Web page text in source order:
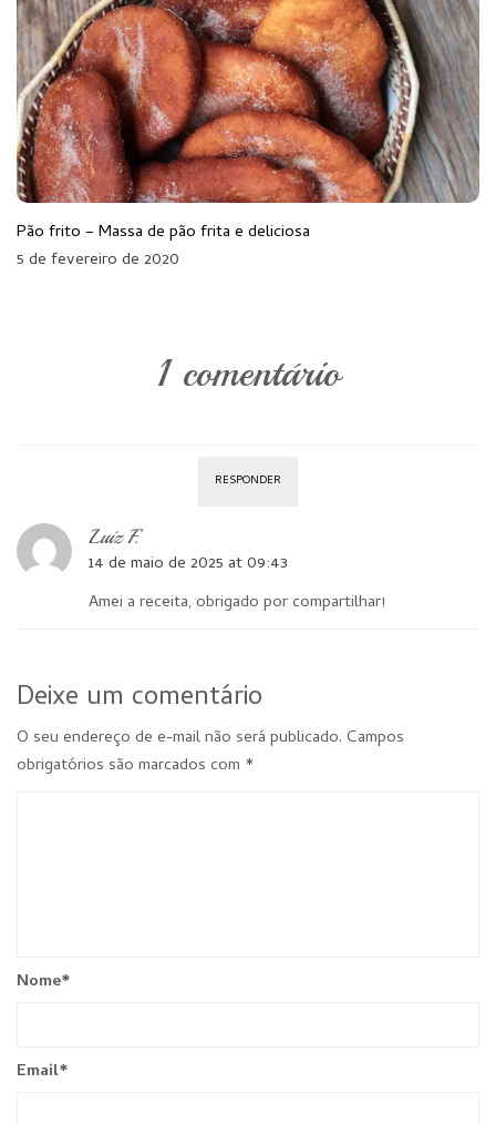
Pão frito – Massa de pão frita e deliciosa
5 de fevereiro de 2020
1 comentário
RESPONDER
Luiz F.
14 de maio de 2025 at 09:43
Amei a receita, obrigado por compartilhar!
Deixe um comentário
O seu endereço de e-mail não será publicado. Campos
obrigatórios são marcados com *
Nome*
Email*